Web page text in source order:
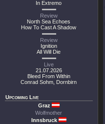
In Extremo
Review
North Sea Echoes
How To Cast A Shadow
Review
Ignition
All Will Die
Live
21.07.2026
Bleed From Within
Conrad Sohm, Dornbirn
Upcoming Live
Graz
Wolfmother
Innsbruck